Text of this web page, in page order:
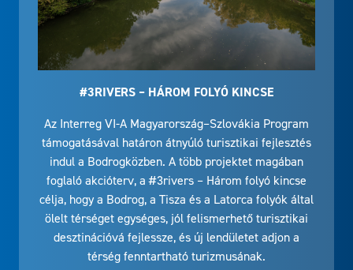
#3RIVERS – HÁROM FOLYÓ KINCSE
Az Interreg VI-A Magyarország–Szlovákia Program
támogatásával határon átnyúló turisztikai fejlesztés
indul a Bodrogközben. A több projektet magában
foglaló akcióterv, a #3rivers – Három folyó kincse
célja, hogy a Bodrog, a Tisza és a Latorca folyók által
ölelt térséget egységes, jól felismerhető turisztikai
desztinációvá fejlessze, és új lendületet adjon a
térség fenntartható turizmusának.